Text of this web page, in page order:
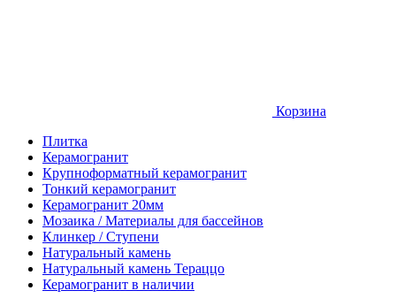
Корзина
Плитка
Керамогранит
Крупноформатный керамогранит
Тонкий керамогранит
Керамогранит 20мм
Мозаика / Материалы для бассейнов
Клинкер / Ступени
Натуральный камень
Натуральный камень Тераццо
Керамогранит в наличии